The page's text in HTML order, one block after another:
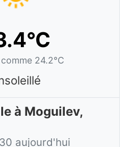
24.2°C
à Moguilev,
aujourd'hui